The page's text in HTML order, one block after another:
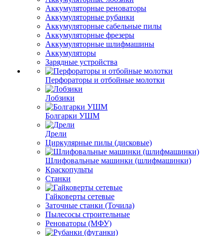
Аккумуляторные реноваторы
Аккумуляторные рубанки
Аккумуляторные сабельные пилы
Аккумуляторные фрезеры
Аккумуляторные шлифмашины
Аккумуляторы
Зарядные устройства
Перфораторы и отбойные молотки
Лобзики
Болгарки УШМ
Дрели
Циркулярные пилы (дисковые)
Шлифовальные машинки (шлифмашинки)
Краскопульты
Станки
Гайковерты сетевые
Заточные станки (Точила)
Пылесосы строительные
Реноваторы (МФУ)